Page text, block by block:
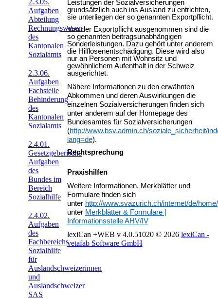
2.3.05.
Aufgaben
Abteilung
Rechnungswesen
des
Kantonalen
Sozialamts
2.3.06.
Aufgaben
Fachstelle
Behinderung
des
Kantonalen
Sozialamts
2.4.01.
Gesetzgeberische
Aufgaben
des
Bundes im
Bereich
Sozialhilfe
2.4.02.
Aufgaben
des
Fachbereichs
Sozialhilfe
für
Auslandschweizerinnen
und
Auslandschweizer
SAS
Leistungen der Sozialversicherungen
grundsätzlich auch ins Ausland zu entrichten,
sie unterliegen der so genannten Exportpflicht.
Von der Exportpflicht ausgenommen sind die
so genannten beitragsunabhängigen
Sonderleistungen. Dazu gehört unter anderem
die Hilflosenentschädigung. Diese wird also
nur an Personen mit Wohnsitz und
gewöhnlichem Aufenthalt in der Schweiz
ausgerichtet.
Nähere Informationen zu den erwähnten
Abkommen und deren Auswirkungen die
einzelnen Sozialversicherungen finden sich
unter anderem auf der Homepage des
Bundesamtes für Sozialversicherungen
(http://www.bsv.admin.ch/soziale_sicherheit/
lang=de).
Rechtsprechung
Praxishilfen
Weitere Informationen, Merkblätter und
Formulare finden sich
unter http://www.svazurich.ch/internet/de/
unter Merkblätter & Formulare |
Informationsstelle AHV/IV
lexiCan +WEB v 4.0.51020 © 2026 lexiCan -
vetafab Software GmbH